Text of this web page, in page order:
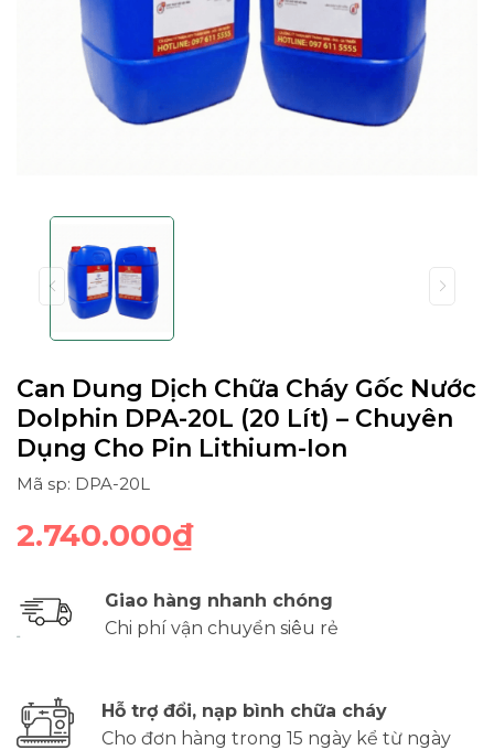
Can Dung Dịch Chữa Cháy Gốc Nước
Dolphin DPA-20L (20 Lít) – Chuyên
Dụng Cho Pin Lithium-Ion
Mã sp: DPA-20L
2.740.000₫
Giao hàng nhanh chóng
Chi phí vận chuyển siêu rẻ
Hỗ trợ đổi, nạp bình chữa cháy
Cho đơn hàng trong 15 ngày kể từ ngày